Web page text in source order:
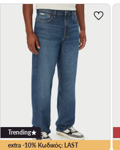
extra -10% Κωδικός: LAST
Trending